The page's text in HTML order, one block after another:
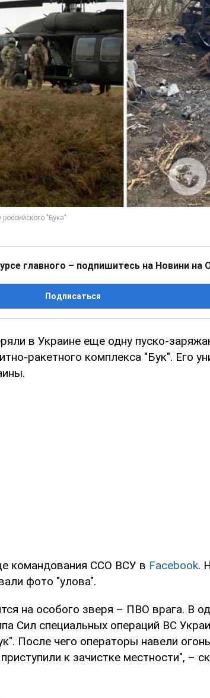
главного – подпишитесь на Новини на
Подписаться
в Украине еще одну пуско-
ракетного комплекса "Бук". Его
командования ССО ВСУ в Facebook.
фото "улова".
на особого зверя – ПВО врага. В
Сил специальных операций ВС
После чего операторы навели
к зачистке местности", –